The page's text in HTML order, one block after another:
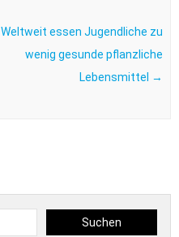
Weltweit essen Jugendliche zu
wenig gesunde pflanzliche
Lebensmittel →
Suchen